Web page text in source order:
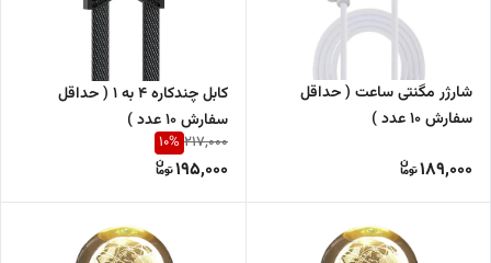
شارژر مگنتی ساعت ( حداقل
سفارش 10 عدد )
189,000
کابل چندکاره 4 به 1 ( حداقل
سفارش 10 عدد )
217,000
10%
195,000